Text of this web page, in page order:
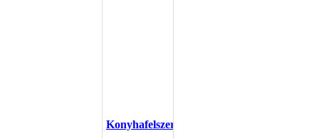
Konyhafelszerelés